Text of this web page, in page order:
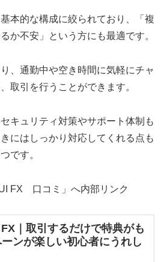
本的な構成に絞られており、「複
か不安」という方にも最適です。
、通勤中や空き時間に気軽にチャ
取引を行うことができます。
キュリティ対策やサポート体制も
にはしっかり対応してくれる点も
です。
FX 口コミ」へ内部リンク
｜取引するだけで特典がも
ンが楽しい初心者にうれし